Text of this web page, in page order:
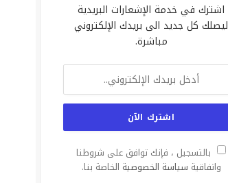
اشترك في خدمة الإشعارات البريدية
ليصلك كل جديد الى بريدك الإلكتروني
مباشرة.
بالتسجيل ، فإنك توافق على شروطنا
واتفاقية سياسة الخصوصية الخاصة بنا.